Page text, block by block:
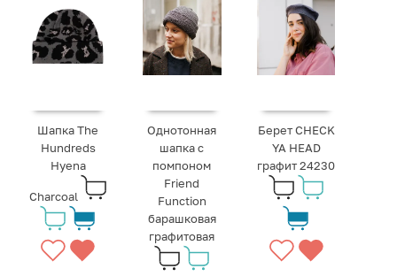
Шапка The
Hundreds
Hyena
Charcoal
Однотонная
шапка с
помпоном
Friend
Function
барашковая
графитовая
Берет CHECK
YA HEAD
графит 24230